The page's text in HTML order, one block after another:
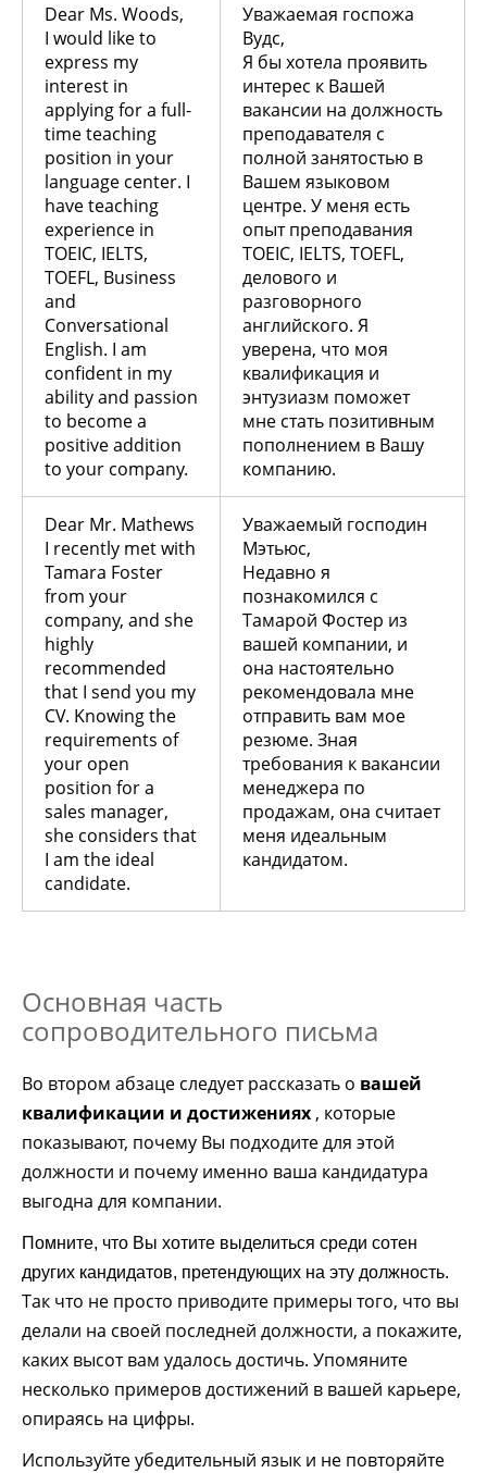
Dear Ms. Woods,
I would like to
express my
interest in
applying for a full-
time teaching
position in your
language center. I
have teaching
experience in
TOEIC, IELTS,
TOEFL, Business
and
Conversational
English. I am
confident in my
ability and passion
to become a
positive addition
to your company.
Уважаемая госпожа
Вудс,
Я бы хотела проявить
интерес к Вашей
вакансии на должность
преподавателя с
полной занятостью в
Вашем языковом
центре. У меня есть
опыт преподавания
TOEIC, IELTS, TOEFL,
делового и
разговорного
английского. Я
уверена, что моя
квалификация и
энтузиазм поможет
мне стать позитивным
пополнением в Вашу
компанию.
Dear Mr. Mathews
I recently met with
Tamara Foster
from your
company, and she
highly
recommended
that I send you my
CV. Knowing the
requirements of
your open
position for a
sales manager,
she considers that
I am the ideal
candidate.
Уважаемый господин
Мэтьюс,
Недавно я
познакомился с
Тамарой Фостер из
вашей компании, и
она настоятельно
рекомендовала мне
отправить вам мое
резюме. Зная
требования к вакансии
менеджера по
продажам, она считает
меня идеальным
кандидатом.
Основная часть
сопроводительного письма
Во втором абзаце следует рассказать о вашей
квалификации и достижениях , которые
показывают, почему Вы подходите для этой
должности и почему именно ваша кандидатура
выгодна для компании.
Помните, что Вы хотите выделиться среди сотен
других кандидатов, претендующих на эту должность.
Так что не просто приводите примеры того, что вы
делали на своей последней должности, а покажите,
каких высот вам удалось достичь. Упомяните
несколько примеров достижений в вашей карьере,
опираясь на цифры.
Используйте убедительный язык и не повторяйте